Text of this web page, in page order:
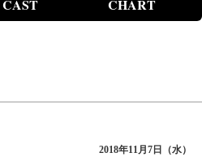
CAST CHART
2018年11月7日（水）